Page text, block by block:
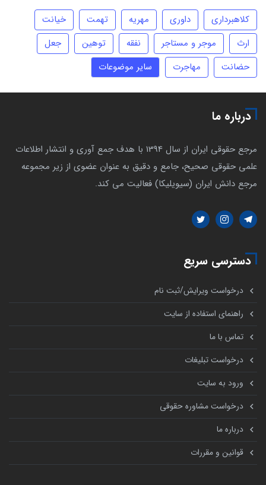
کلاهبرداری داوری مهریه تهمت
خیانت
ارث
موجر و مستاجر نفقه توهین
جعل
حضانت
مهاجرت سایر موضوعات
درباره ما
مرجع حقوقی ایران از سال 1394 با هدف جمع آوری و انتشار اطلاعات
علمی حقوقی صحیح، جامع و دقیق به عنوان عضوی از زیر مجموعه
مرجع دانش ایران (سیویلیکا) فعالیت می کند.
دسترسی سریع
درخواست ویرایش/ثبت نام
راهنمای استفاده از سایت
تماس با ما
درخواست تبلیغات
ورود به سایت
درخواست مشاوره حقوقی
درباره ما
قوانین و مقررات